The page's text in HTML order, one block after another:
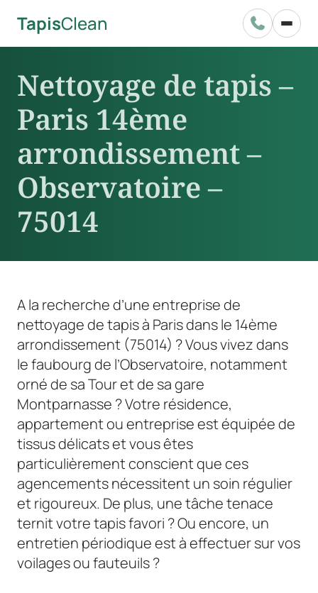
TapisClean 
Nettoyage de tapis –
Paris 14ème
arrondissement –
Observatoire –
75014
A la recherche d’une entreprise de
nettoyage de tapis à Paris dans le 14ème
arrondissement (75014) ? Vous vivez dans
le faubourg de l’Observatoire, notamment
orné de sa Tour et de sa gare
Montparnasse ? Votre résidence,
appartement ou entreprise est équipée de
tissus délicats et vous êtes
particulièrement conscient que ces
agencements nécessitent un soin régulier
et rigoureux. De plus, une tâche tenace
ternit votre tapis favori ? Ou encore, un
entretien périodique est à effectuer sur vos
voilages ou fauteuils ?